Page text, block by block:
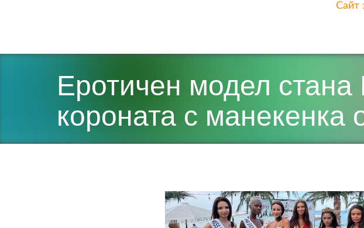
Сайт
Еротичен модел
короната с